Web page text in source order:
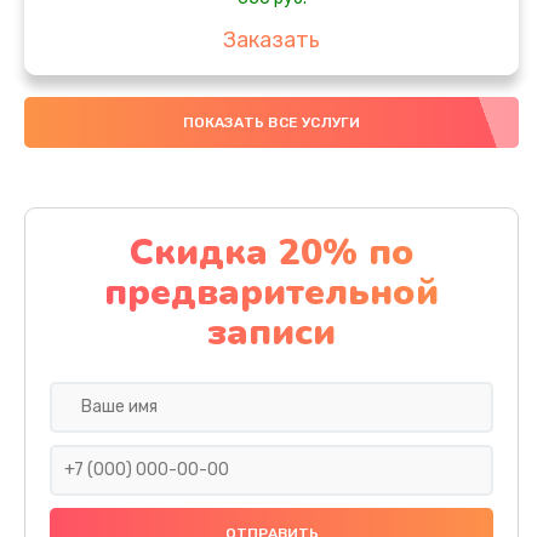
Заказать
Замена аккумулятора
4000 руб.
Замена материнской платы
1100 руб.
Заказать
Замена праймера
ПОКАЗАТЬ ВСЕ УСЛУГИ
Скидка 20% по
предварительной
записи